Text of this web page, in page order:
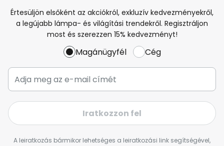
Értesüljön elsőként az akciókról, exkluzív kedvezményekről,
a legújabb lámpa- és világítási trendekről. Regisztráljon
most és szerezzen 15% kedvezményt!
Magánügyfél Cég
Iratkozzon fel
A leiratkozás bármikor lehetséges a leiratkozási link segítségével,